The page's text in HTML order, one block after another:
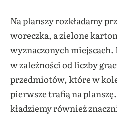
Na planszy rozkładamy
woreczka, a zielone
wyznaczonych miejscach.
w zależności od liczby
przedmiotów, które w
pierwsze trafią na
kładziemy również